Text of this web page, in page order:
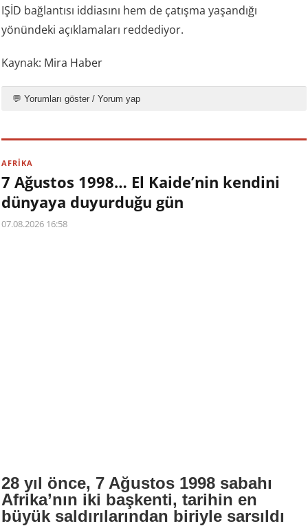
IŞİD bağlantısı iddiasını hem de çatışma yaşandığı
yönündeki açıklamaları reddediyor.
Kaynak: Mira Haber
💬 Yorumları göster / Yorum yap
AFRİKA
7 Ağustos 1998… El Kaide’nin kendini
dünyaya duyurduğu gün
07.08.2026 16:58
28 yıl önce, 7 Ağustos 1998 sabahı
Afrika’nın iki başkenti, tarihin en
büyük saldırılarından biriyle sarsıldı